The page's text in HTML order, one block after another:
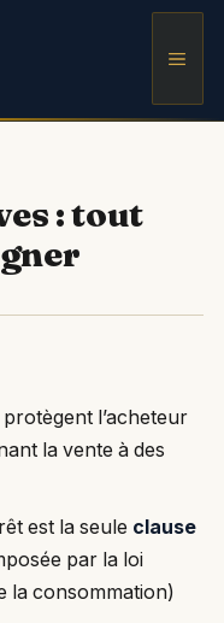
: tout
l’acheteur
la vente à des
est la seule clause
par la loi
la consommation)